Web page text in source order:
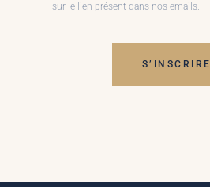
sur le lien présent dans nos emails.
S’INSCRIRE